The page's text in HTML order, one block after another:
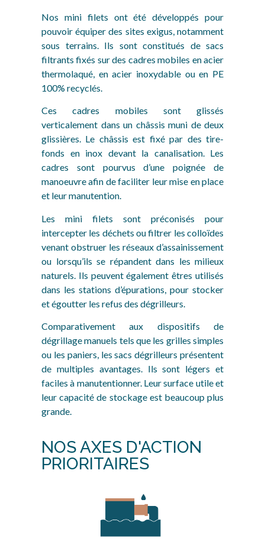
Nos mini filets ont été développés pour
pouvoir équiper des sites exigus, notamment
sous terrains. Ils sont constitués de sacs
filtrants fixés sur des cadres mobiles en acier
thermolaqué, en acier inoxydable ou en PE
100% recyclés.
Ces cadres mobiles sont glissés
verticalement dans un châssis muni de deux
glissières. Le châssis est fixé par des tire-
fonds en inox devant la canalisation. Les
cadres sont pourvus d’une poignée de
manoeuvre afin de faciliter leur mise en place
et leur manutention.
Les mini filets sont préconisés pour
intercepter les déchets ou filtrer les colloïdes
venant obstruer les réseaux d’assainissement
ou lorsqu’ils se répandent dans les milieux
naturels. Ils peuvent également êtres utilisés
dans les stations d’épurations, pour stocker
et égoutter les refus des dégrilleurs.
Comparativement aux dispositifs de
dégrillage manuels tels que les grilles simples
ou les paniers, les sacs dégrilleurs présentent
de multiples avantages. Ils sont légers et
faciles à manutentionner. Leur surface utile et
leur capacité de stockage est beaucoup plus
grande.
NOS AXES D'ACTION
PRIORITAIRES